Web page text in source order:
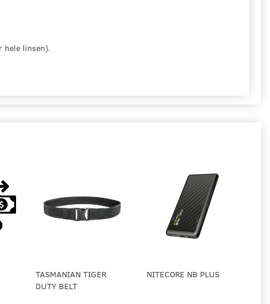
hele linsen).
TASMANIAN TIGER
DUTY BELT
NITECORE NB PLUS